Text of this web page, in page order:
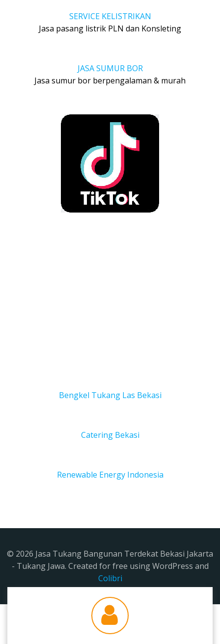
SERVICE KELISTRIKAN
Jasa pasang listrik PLN dan Konsleting
JASA SUMUR BOR
Jasa sumur bor berpengalaman & murah
Bengkel Tukang Las Bekasi
Catering Bekasi
Renewable Energy Indonesia
© 2026 Jasa Tukang Bangunan Terdekat Bekasi Jakarta
- Tukang Jawa. Created for free using WordPress and
Colibri